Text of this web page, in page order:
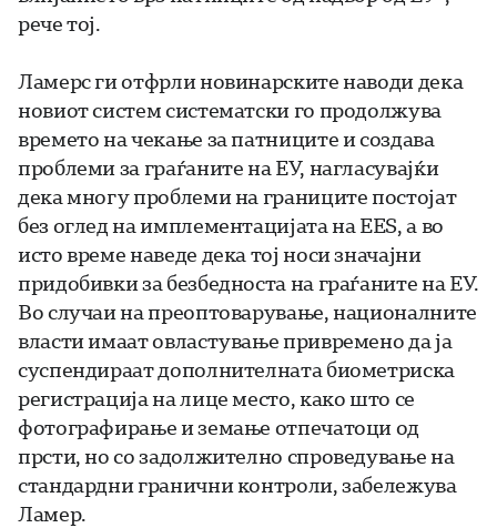
рече тој.
Ламерс ги отфрли новинарските наводи дека
новиот систем систематски го продолжува
времето на чекање за патниците и создава
проблеми за граѓаните на ЕУ, нагласувајќи
дека многу проблеми на границите постојат
без оглед на имплементацијата на EES, а во
исто време наведе дека тој носи значајни
придобивки за безбедноста на граѓаните на ЕУ.
Во случаи на преоптоварување, националните
власти имаат овластување привремено да ја
суспендираат дополнителната биометриска
регистрација на лице место, како што се
фотографирање и земање отпечатоци од
прсти, но со задолжително спроведување на
стандардни гранични контроли, забележува
Ламер.